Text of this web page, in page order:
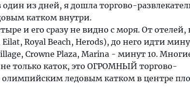
один из дней, я дошла торгово-
катком внутри.
и его сразу не видно с моря. От отелей,
Royal Beach, Herods), до него идти
Crowne Plaza, Marina - минут 10.
только каток, это ОГРОМНЫЙ торгово-
олимпийским ледовым катком в центре